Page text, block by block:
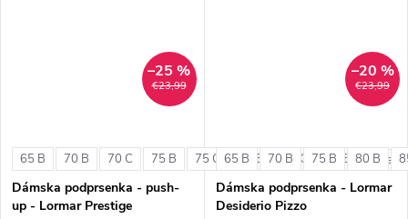
€23,99
–25 %
65 B 70 B 70 C 75 B 75 C 80 B 80 C 85 B +
Dámska podprsenka - push-
up - Lormar Prestige
€23,99
–20 %
65 B 70 B 75 B 80 B
Dámska podprsenka - Lormar
Desiderio Pizzo